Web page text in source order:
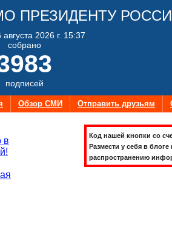
ПРЕЗИДЕНТУ
августа 2026 г. 15:37
собрано
подписей
Обзор СМИ Отправить друзьям
в
Код нашей кнопки со
Размести у себя в
распространению